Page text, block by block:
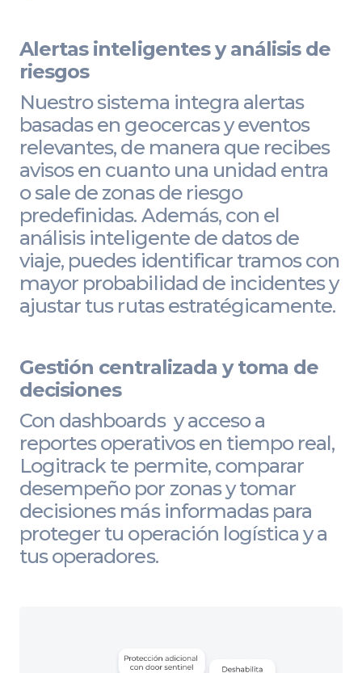
Alertas inteligentes y análisis de
riesgos
Nuestro sistema integra alertas
basadas en geocercas y eventos
relevantes, de manera que recibes
avisos en cuanto una unidad entra
o sale de zonas de riesgo
predefinidas. Además, con el
análisis inteligente de datos de
viaje, puedes identificar tramos con
mayor probabilidad de incidentes y
ajustar tus rutas estratégicamente.
Gestión centralizada y toma de
decisiones
Con dashboards y acceso a
reportes operativos en tiempo real,
Logitrack te permite, comparar
desempeño por zonas y tomar
decisiones más informadas para
proteger tu operación logística y a
tus operadores.